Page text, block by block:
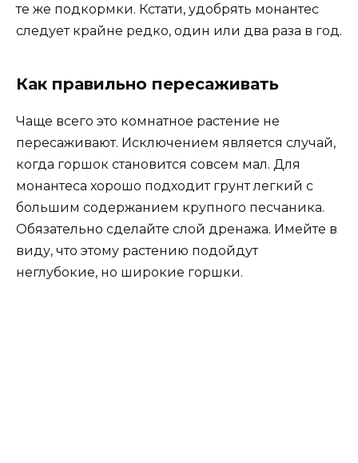
те же подкормки. Кстати, удобрять монантес
следует крайне редко, один или два раза в год.
Как правильно пересаживать
Чаще всего это комнатное растение не
пересаживают. Исключением является случай,
когда горшок становится совсем мал. Для
монантеса хорошо подходит грунт легкий с
большим содержанием крупного песчаника.
Обязательно сделайте слой дренажа. Имейте в
виду, что этому растению подойдут
неглубокие, но широкие горшки.